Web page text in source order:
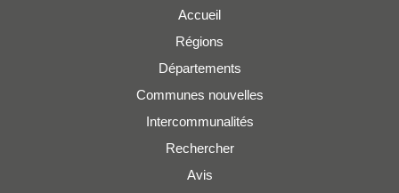
Accueil
Régions
Départements
Communes nouvelles
Intercommunalités
Rechercher
Avis